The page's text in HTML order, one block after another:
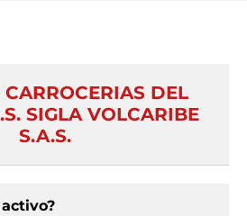
DEL
SIGLA VOLCARIBE
S.A.S.